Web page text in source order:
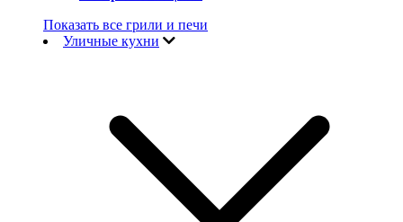
Показать все грили и печи
Уличные кухни